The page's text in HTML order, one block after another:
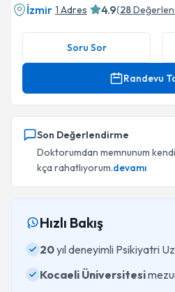
İzmir 1 Adres 4.9(28
Soru Sor
Randevu
Son Değerlendirme
Doktorumdan memnunum
kça rahatlıyorum.devamı
Hızlı Bakış
20yıl deneyimli Psikiyatri
Kocaeli Üniversitesi